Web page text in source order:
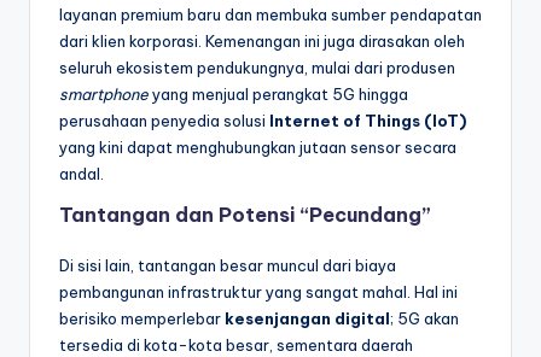
layanan premium baru dan membuka sumber pendapatan
dari klien korporasi. Kemenangan ini juga dirasakan oleh
seluruh ekosistem pendukungnya, mulai dari produsen
smartphoneyang menjual perangkat 5G hingga
perusahaan penyedia solusi Internet of Things (IoT)
yang kini dapat menghubungkan jutaan sensor secara
andal.
Tantangan dan Potensi “Pecundang”
Di sisi lain, tantangan besar muncul dari biaya
pembangunan infrastruktur yang sangat mahal. Hal ini
berisiko memperlebar kesenjangan digital; 5G akan
tersedia di kota-kota besar, sementara daerah